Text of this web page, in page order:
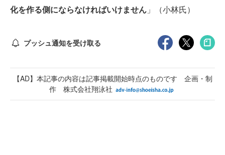
化を作る側にならなければいけません 」（小林氏）
プッシュ通知を受け取る
【AD】本記事の内容は記事掲載開始時点のものです 企画・制
作 株式会社翔泳社